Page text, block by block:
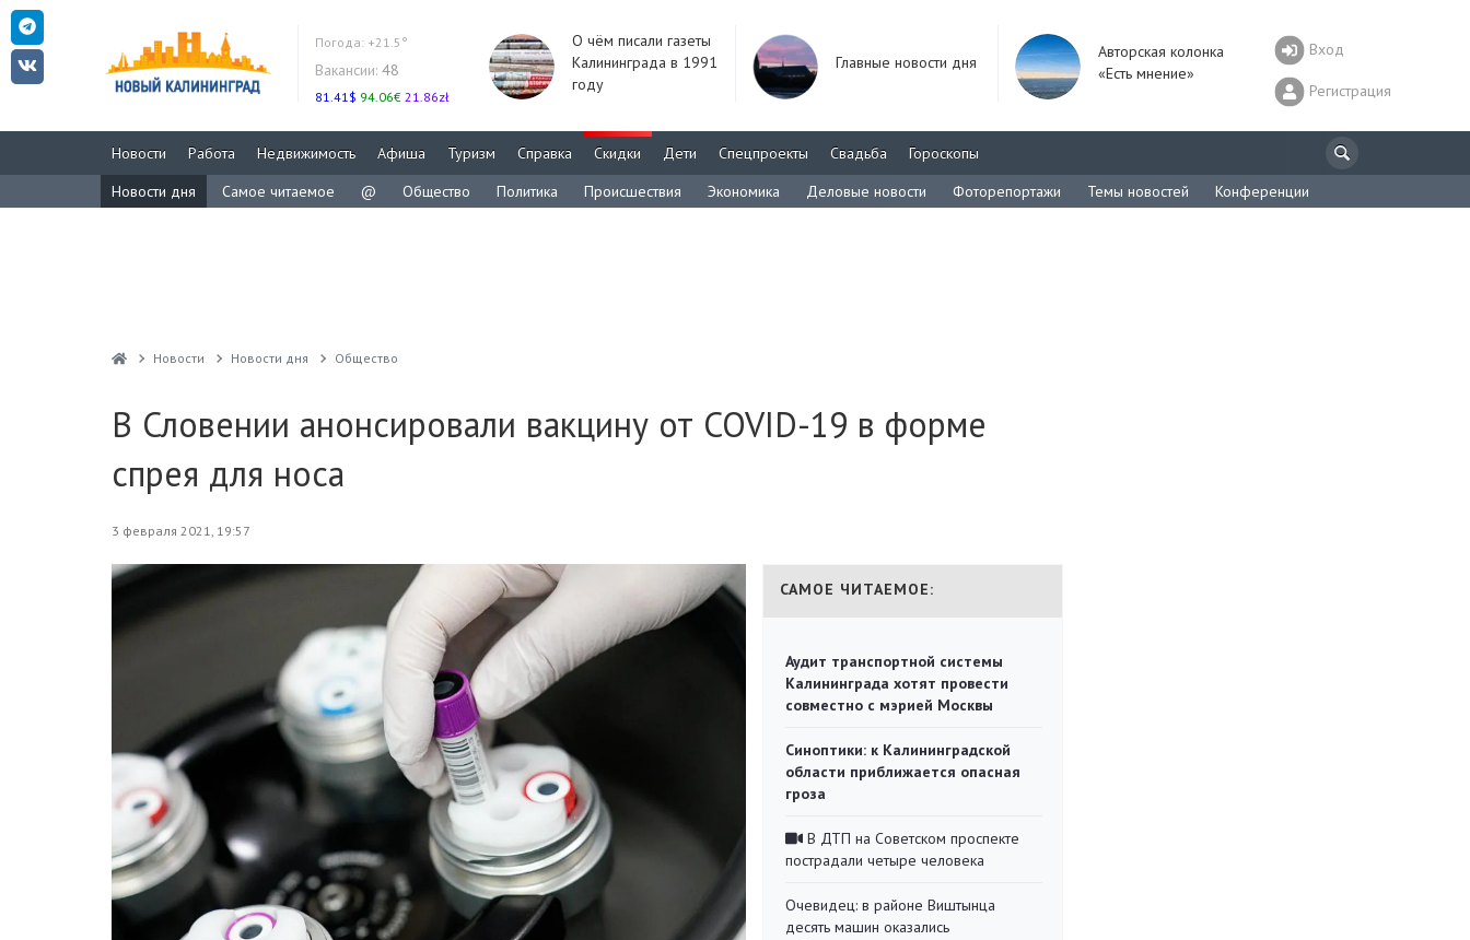
Погода: +21.5°
Вакансии: 48
81.41$ 94.06€ 21.86zł
О чём писали газеты
Калининграда в 1991
году
Главные новости дня
Авторская колонка
«Есть мнение»
Вход
Регистрация
Новости Работа Недвижимость Афиша Туризм Справка Скидки Дети Спецпроекты Свадьба
Гороскопы
Новости дня
Самое читаемое @ Общество Политика Происшествия Экономика Деловые новости Фоторепортажи Темы новостей Конференции
Новости Новости дня Общество
В Словении анонсировали вакцину от COVID-19 в форме
спрея для носа
3 февраля 2021, 19:57
САМОЕ ЧИТАЕМОЕ:
Аудит транспортной системы
Калининграда хотят провести
совместно с мэрией Москвы
Синоптики: к Калининградской
области приближается опасная
гроза
В ДТП на Советском проспекте
пострадали четыре человека
Очевидец: в районе Виштынца
десять машин оказались